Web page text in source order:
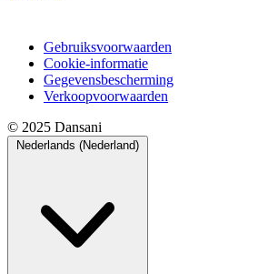
Gebruiksvoorwaarden
Cookie-informatie
Gegevensbescherming
Verkoopvoorwaarden
© 2025 Dansani
Nederlands (Nederland)